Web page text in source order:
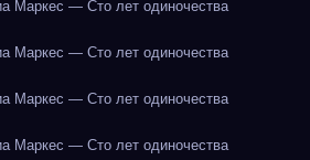
Маркес — Сто лет одиночества
Маркес — Сто лет одиночества
Маркес — Сто лет одиночества
Маркес — Сто лет одиночества